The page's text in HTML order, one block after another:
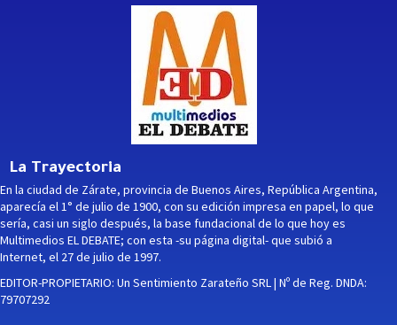
La Trayectoria
En la ciudad de Zárate, provincia de Buenos Aires, República Argentina,
aparecía el 1° de julio de 1900, con su edición impresa en papel, lo que
sería, casi un siglo después, la base fundacional de lo que hoy es
Multimedios EL DEBATE; con esta -su página digital- que subió a
Internet, el 27 de julio de 1997.
EDITOR-PROPIETARIO: Un Sentimiento Zarateño SRL | Nº de Reg. DNDA:
79707292